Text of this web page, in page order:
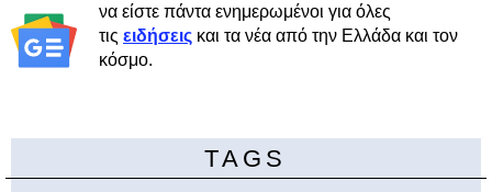
να είστε πάντα ενημερωμένοι για όλες
τις ειδήσεις και τα νέα από την Ελλάδα και τον
κόσμο.
TAGS